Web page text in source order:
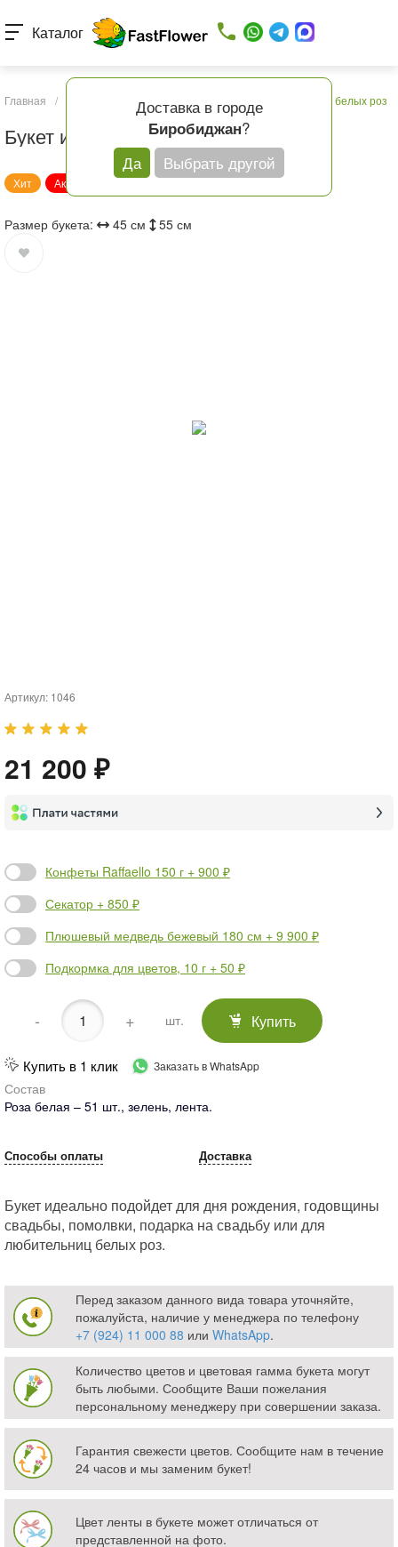
Доставка в городе
Биробиджан?
Да
Выбрать другой
Каталог
Главная / Каталог товаров Букет из белых роз
Букет из белых роз
Хит Акция
Размер букета: 45 см 55 см
Артикул: 1046
21 200 ₽
Конфеты Raffaello 150 г + 900 ₽
Секатор + 850 ₽
Плюшевый медведь бежевый 180 см + 9 900 ₽
Подкормка для цветов, 10 г + 50 ₽
- + шт. Купить
Купить в 1 клик Заказать в WhatsApp
Состав
Роза белая – 51 шт., зелень, лента.
Способы оплаты Доставка
Букет идеально подойдет для дня рождения, годовщины
свадьбы, помолвки, подарка на свадьбу или для
любительниц белых роз.
Перед заказом данного вида товара уточняйте,
пожалуйста, наличие у менеджера по телефону
+7 (924) 11 000 88 или WhatsApp.
Количество цветов и цветовая гамма букета могут
быть любыми. Сообщите Ваши пожелания
персональному менеджеру при совершении заказа.
Гарантия свежести цветов. Сообщите нам в течение
24 часов и мы заменим букет!
Цвет ленты в букете может отличаться от
представленной на фото.